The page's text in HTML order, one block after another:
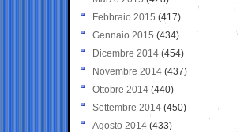
Febbraio 2015 (417)
Gennaio 2015 (434)
Dicembre 2014 (454)
Novembre 2014 (437)
Ottobre 2014 (440)
Settembre 2014 (450)
Agosto 2014 (433)